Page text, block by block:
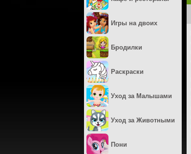
Игры на двоих
Бродилки
Раскраски
Уход за Малышами
Уход за Животными
Пони